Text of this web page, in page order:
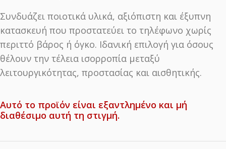
Συνδυάζει ποιοτικά υλικά, αξιόπιστη και έξυπνη
κατασκευή που προστατεύει το τηλέφωνο χωρίς
περιττό βάρος ή όγκο. Ιδανική επιλογή για όσους
θέλουν την τέλεια ισορροπία μεταξύ
λειτουργικότητας, προστασίας και αισθητικής.
Αυτό το προϊόν είναι εξαντλημένο και μή
διαθέσιμο αυτή τη στιγμή.